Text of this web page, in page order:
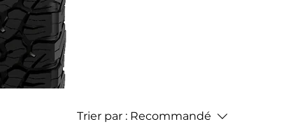
Trier par : Recommandé